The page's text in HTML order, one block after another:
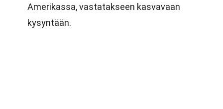
Amerikassa, vastatakseen kasvavaan
kysyntään.